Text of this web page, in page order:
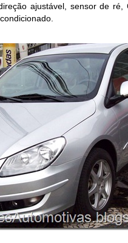
ajustável, sensor de